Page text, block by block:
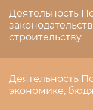
Деятельность
строительству
Деятельность
экономике,